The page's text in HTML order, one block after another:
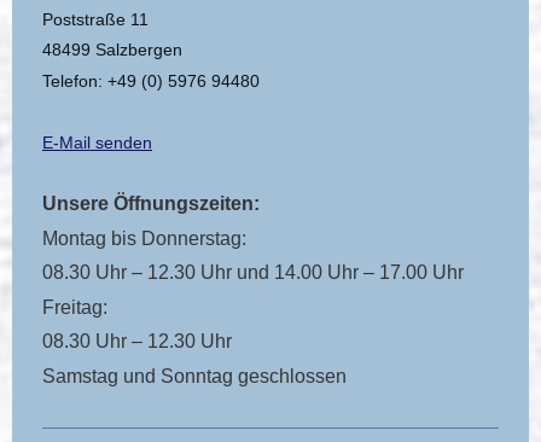
Poststraße 11
48499 Salzbergen
Telefon: +49 (0) 5976 94480
E-Mail senden
Unsere Öffnungszeiten:
Montag bis Donnerstag:
08.30 Uhr – 12.30 Uhr und 14.00 Uhr – 17.00 Uhr
Freitag:
08.30 Uhr – 12.30 Uhr
Samstag und Sonntag geschlossen